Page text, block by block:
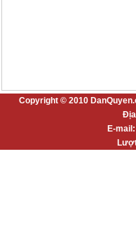
Copyright © 2010
E-